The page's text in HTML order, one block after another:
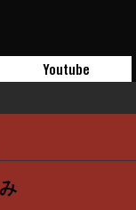
Youtube